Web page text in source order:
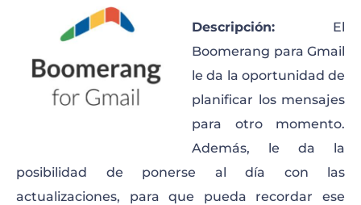
Descripción: El
Boomerang para Gmail
le da la oportunidad de
planificar los mensajes
para otro momento.
Además, le da la
posibilidad de ponerse al día con las
actualizaciones, para que pueda recordar ese